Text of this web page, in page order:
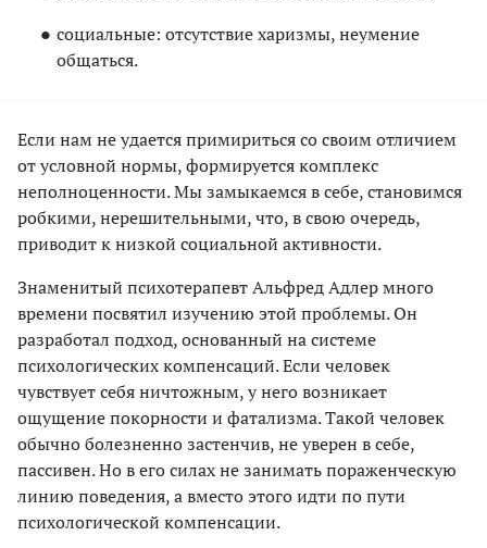
социальные: отсутствие харизмы, неумение
общаться.
Если нам не удается примириться со своим отличием
от условной нормы, формируется комплекс
неполноценности. Мы замыкаемся в себе, становимся
робкими, нерешительными, что, в свою очередь,
приводит к низкой социальной активности.
Знаменитый психотерапевт Альфред Адлер много
времени посвятил изучению этой проблемы. Он
разработал подход, основанный на системе
психологических компенсаций. Если человек
чувствует себя ничтожным, у него возникает
ощущение покорности и фатализма. Такой человек
обычно болезненно застенчив, не уверен в себе,
пассивен. Но в его силах не занимать пораженческую
линию поведения, а вместо этого идти по пути
психологической компенсации.